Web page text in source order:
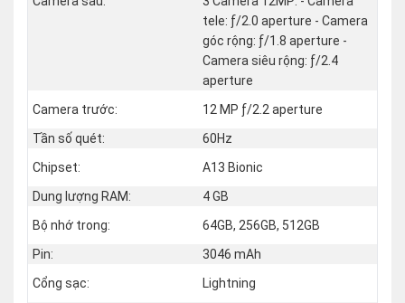
tele: ƒ/2.0 aperture - Camera
góc rộng: ƒ/1.8 aperture -
Camera siêu rộng: ƒ/2.4
aperture
Camera trước:
12 MP ƒ/2.2 aperture
Tần số quét:
60Hz
Chipset:
A13 Bionic
Dung lượng RAM:
4 GB
Bộ nhớ trong:
64GB, 256GB, 512GB
Pin:
3046 mAh
Cổng sạc:
Lightning